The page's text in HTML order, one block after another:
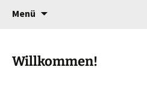
Willkommen!
Gottesdienst verändert
Menü
Willkommen!